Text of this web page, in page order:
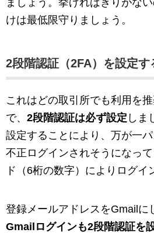
けは最低限守りましょう。
2段階認証（2FA）を設定す
これはどの取引所でも利用を
で、 2段階認証は必ず設定 しま
設定することにより、万が一
不正ログインされそうになっ
ド（6桁の数字）によりログイ
登録メールアドレスをGmailに
Gmailログインも2段階認証を